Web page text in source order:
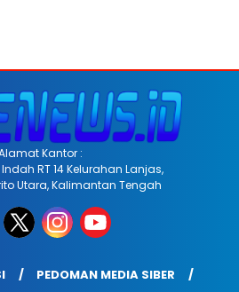
Kantor :
RT 14 Kelurahan Lanjas,
Utara, Kalimantan Tengah
PEDOMAN MEDIA SIBER